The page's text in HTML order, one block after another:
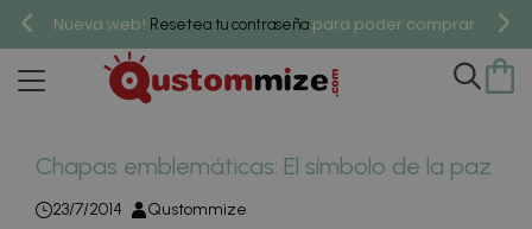
Nueva web! Resetea tu contraseña para poder comprar.
Chapas emblemáticas: El símbolo de la paz
23/7/2014 Qustommize